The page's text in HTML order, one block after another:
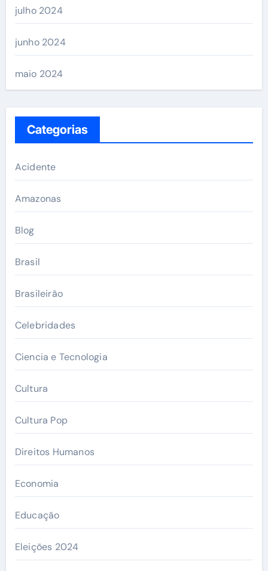
julho 2024
junho 2024
maio 2024
Categorias
Acidente
Amazonas
Blog
Brasil
Brasileirão
Celebridades
Ciencia e Tecnologia
Cultura
Cultura Pop
Direitos Humanos
Economia
Educação
Eleições 2024